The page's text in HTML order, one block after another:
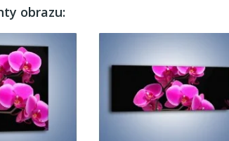
obrazu: